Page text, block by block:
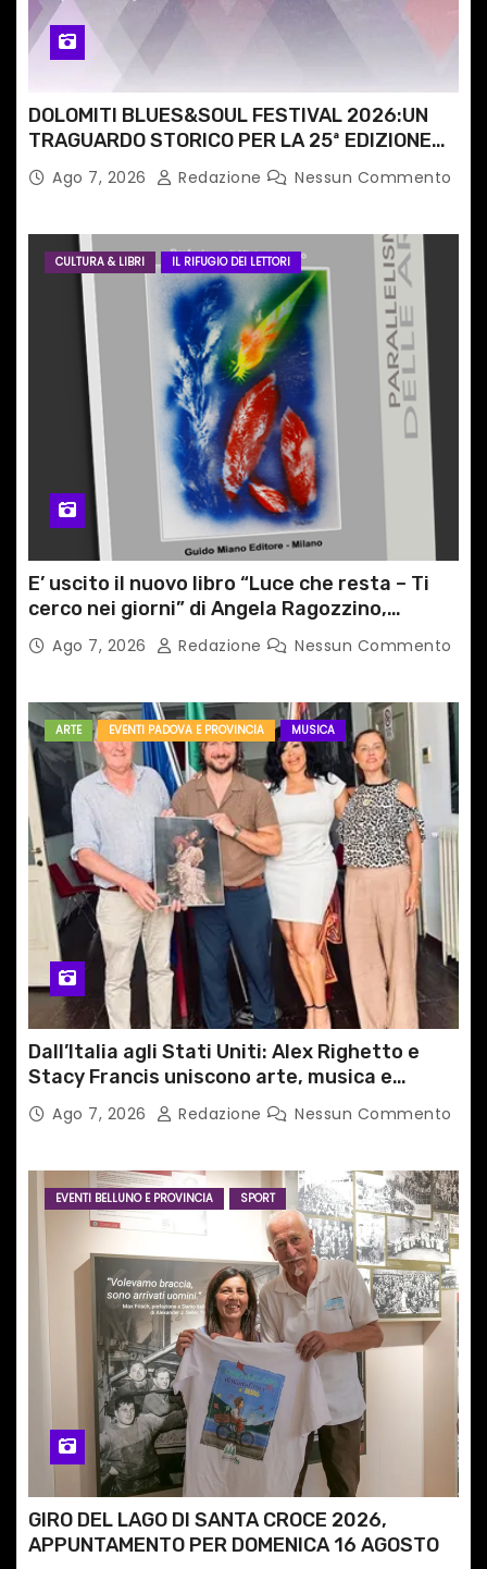
o
l
i
DOLOMITI BLUES&SOUL FESTIVAL 2026:UN
TRAGUARDO STORICO PER LA 25ª EDIZIONE
TRA LE CIME PATRIMONIO UNESCO
Ago 7, 2026 Redazione Nessun Commento
CULTURA & LIBRI IL RIFUGIO DEI LETTORI
E’ uscito il nuovo libro “Luce che resta – Ti
cerco nei giorni” di Angela Ragozzino,
medico primario di Capua
Ago 7, 2026 Redazione Nessun Commento
ARTE EVENTI PADOVA E PROVINCIA MUSICA
Dall’Italia agli Stati Uniti: Alex Righetto e
Stacy Francis uniscono arte, musica e
tecnologia in un nuovo progetto
internazionale”
Ago 7, 2026 Redazione Nessun Commento
EVENTI BELLUNO E PROVINCIA SPORT
GIRO DEL LAGO DI SANTA CROCE 2026,
APPUNTAMENTO PER DOMENICA 16 AGOSTO